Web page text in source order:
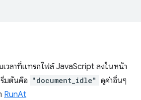
เวลาที่แทรกไฟล์ JavaScript ลงในหน้า
มต้นคือ "document_idle" ดูค่าอื่นๆ
RunAt